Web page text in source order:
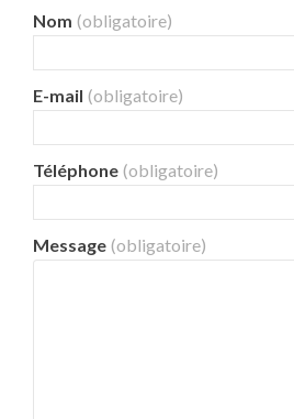
Nom (obligatoire)
E-mail (obligatoire)
Téléphone (obligatoire)
Message (obligatoire)